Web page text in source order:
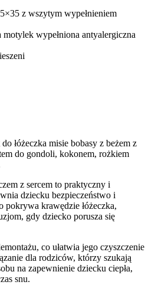
z wszytym wypełnieniem
wypełniona antyalergiczna
łóżeczka misie bobasy z beżem z
do gondoli, kokonem, rożkiem
z sercem to praktyczny i
dziecku bezpieczeństwo i
pokrywa krawędzie łóżeczka,
gdy dziecko porusza się
co ułatwia jego czyszczenie
dla rodziców, którzy szukają
na zapewnienie dziecku ciepła,
snu.